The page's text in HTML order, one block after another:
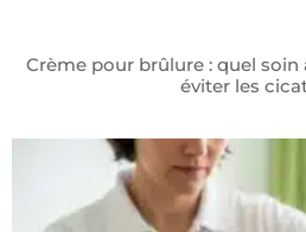
Crème pour brûlure : quel
éviter les